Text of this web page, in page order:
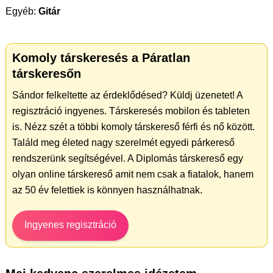
Egyéb: Gitár
Komoly társkeresés a Páratlan
társkeresőn
Sándor felkeltette az érdeklődésed? Küldj üzenetet! A
regisztráció ingyenes. Társkeresés mobilon és tableten
is. Nézz szét a többi komoly társkereső férfi és nő között.
Találd meg életed nagy szerelmét egyedi párkereső
rendszerünk segítségével. A Diplomás társkereső egy
olyan online társkereső amit nem csak a fiatalok, hanem
az 50 év felettiek is könnyen használhatnak.
Ingyenes regisztráció